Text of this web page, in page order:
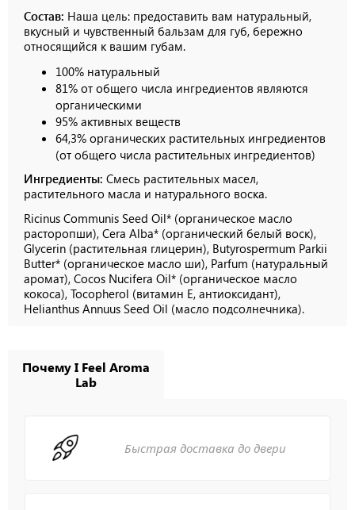
Состав: Наша цель: предоставить вам натуральный,
вкусный и чувственный бальзам для губ, бережно
относящийся к вашим губам.
100% натуральный
81% от общего числа ингредиентов являются
органическими
95% активных веществ
64,3% органических растительных ингредиентов
(от общего числа растительных ингредиентов)
Ингредиенты: Смесь растительных масел,
растительного масла и натурального воска.
Ricinus Communis Seed Oil* (органическое масло
расторопши), Cera Alba* (органический белый воск),
Glycerin (растительная глицерин), Butyrospermum Parkii
Butter* (органическое масло ши), Parfum (натуральный
аромат), Cocos Nucifera Oil* (органическое масло
кокоса), Tocopherol (витамин E, антиоксидант),
Helianthus Annuus Seed Oil (масло подсолнечника).
Почему I Feel Aroma
Lab
Быстрая доставка до двери